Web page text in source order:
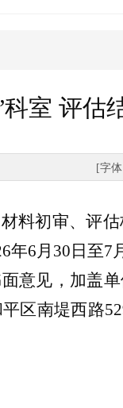
室 评估
[字体
料初审、评
6月30日至7
意见，加盖
区南堤西路